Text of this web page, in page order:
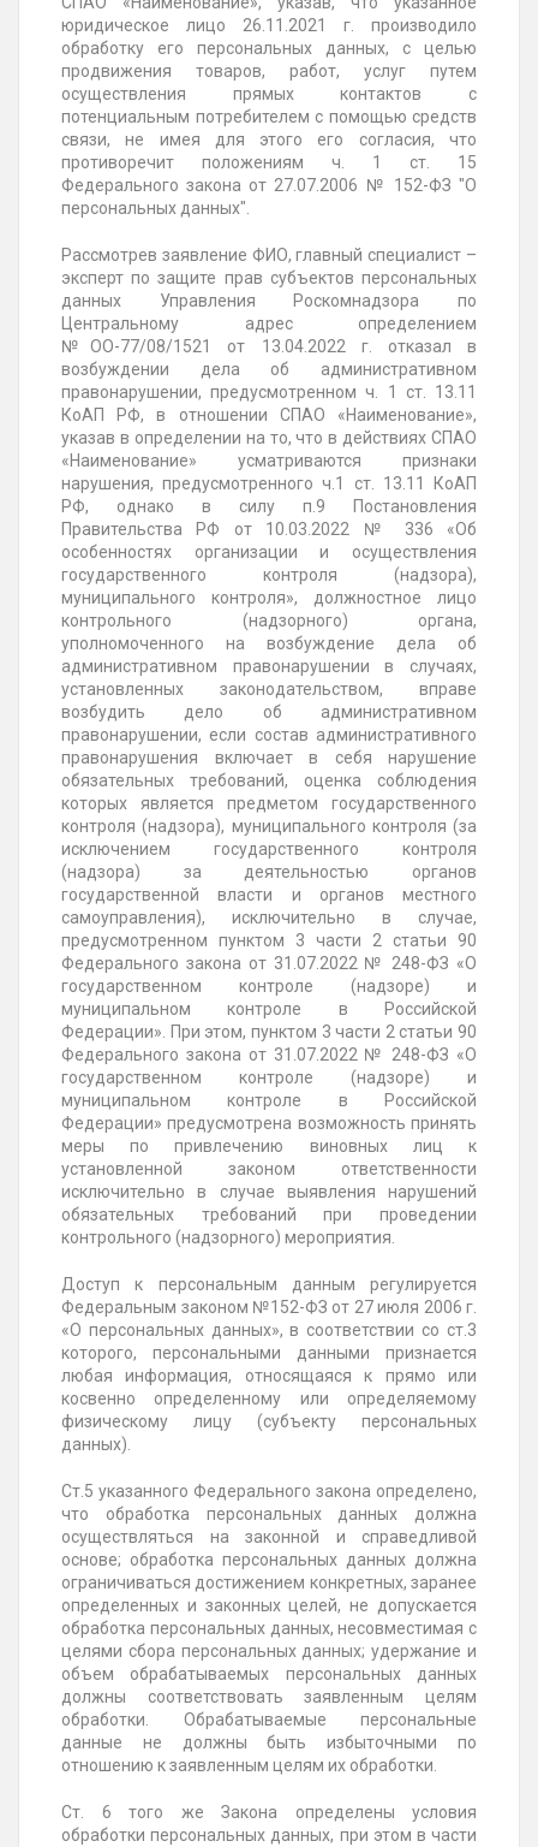
юридическое лицо 26.11.2021 г. производило
обработку его персональных данных, с целью
продвижения товаров, работ, услуг путем
осуществления прямых контактов с
потенциальным потребителем с помощью средств
связи, не имея для этого его согласия, что
противоречит положениям ч. 1 ст. 15
Федерального закона от 27.07.2006 № 152-ФЗ "О
персональных данных".
Рассмотрев заявление ФИО, главный специалист –
эксперт по защите прав субъектов персональных
данных Управления Роскомнадзора по
Центральному адрес определением
№ОО-77/08/1521 от 13.04.2022 г. отказал в
возбуждении дела об административном
правонарушении, предусмотренном ч. 1 ст. 13.11
КоАП РФ, в отношении СПАО «Наименование»,
указав в определении на то, что в действиях СПАО
«Наименование» усматриваются признаки
нарушения, предусмотренного ч.1 ст. 13.11 КоАП
РФ, однако в силу п.9 Постановления
Правительства РФ от 10.03.2022 № 336 «Об
особенностях организации и осуществления
государственного контроля (надзора),
муниципального контроля», должностное лицо
контрольного (надзорного) органа,
уполномоченного на возбуждение дела об
административном правонарушении в случаях,
установленных законодательством, вправе
возбудить дело об административном
правонарушении, если состав административного
правонарушения включает в себя нарушение
обязательных требований, оценка соблюдения
которых является предметом государственного
контроля (надзора), муниципального контроля (за
исключением государственного контроля
(надзора) за деятельностью органов
государственной власти и органов местного
самоуправления), исключительно в случае,
предусмотренном пунктом 3 части 2 статьи 90
Федерального закона от 31.07.2022 № 248-ФЗ «О
государственном контроле (надзоре) и
муниципальном контроле в Российской
Федерации». При этом, пунктом 3 части 2 статьи 90
Федерального закона от 31.07.2022 № 248-ФЗ «О
государственном контроле (надзоре) и
муниципальном контроле в Российской
Федерации» предусмотрена возможность принять
меры по привлечению виновных лиц к
установленной законом ответственности
исключительно в случае выявления нарушений
обязательных требований при проведении
контрольного (надзорного) мероприятия.
Доступ к персональным данным регулируется
Федеральным законом №152-ФЗ от 27 июля 2006 г.
«О персональных данных», в соответствии со ст.3
которого, персональными данными признается
любая информация, относящаяся к прямо или
косвенно определенному или определяемому
физическому лицу (субъекту персональных
данных).
Ст.5 указанного Федерального закона определено,
что обработка персональных данных должна
осуществляться на законной и справедливой
основе; обработка персональных данных должна
ограничиваться достижением конкретных, заранее
определенных и законных целей, не допускается
обработка персональных данных, несовместимая с
целями сбора персональных данных; удержание и
объем обрабатываемых персональных данных
должны соответствовать заявленным целям
обработки. Обрабатываемые персональные
данные не должны быть избыточными по
отношению к заявленным целям их обработки.
Ст. 6 того же Закона определены условия
обработки персональных данных, при этом в части